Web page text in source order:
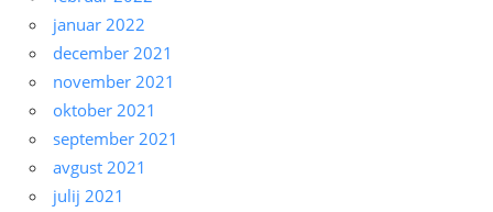
januar 2022
december 2021
november 2021
oktober 2021
september 2021
avgust 2021
julij 2021